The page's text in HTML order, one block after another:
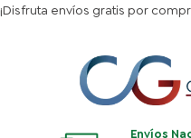
Ir
¡Disfruta envíos gratis por
Envíos